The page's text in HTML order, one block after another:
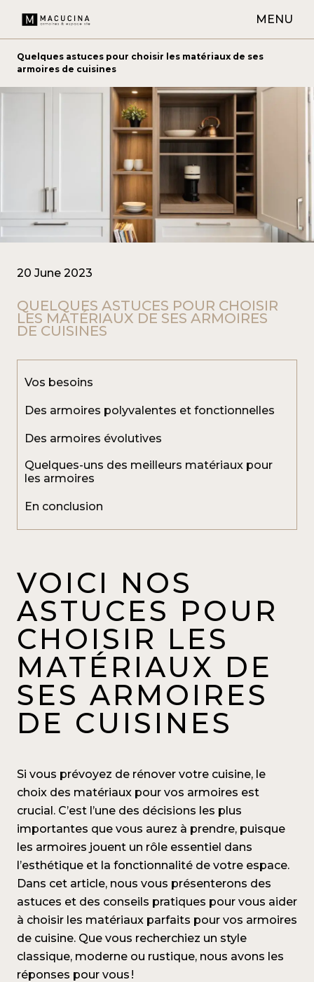
MENU
Quelques astuces pour choisir les matériaux de ses
armoires de cuisines
20 June 2023
QUELQUES ASTUCES POUR CHOISIR
LES MATÉRIAUX DE SES ARMOIRES
DE CUISINES
Vos besoins
Des armoires polyvalentes et fonctionnelles
Des armoires évolutives
Quelques-uns des meilleurs matériaux pour
les armoires
En conclusion
VOICI NOS
ASTUCES POUR
CHOISIR LES
MATÉRIAUX DE
SES ARMOIRES
DE CUISINES
Si vous prévoyez de rénover votre cuisine, le
choix des matériaux pour vos armoires est
crucial. C’est l’une des décisions les plus
importantes que vous aurez à prendre, puisque
les armoires jouent un rôle essentiel dans
l’esthétique et la fonctionnalité de votre espace.
Dans cet article, nous vous présenterons des
astuces et des conseils pratiques pour vous aider
à choisir les matériaux parfaits pour vos armoires
de cuisine. Que vous recherchiez un style
classique, moderne ou rustique, nous avons les
réponses pour vous !